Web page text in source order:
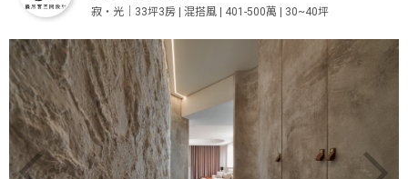
寂‧光｜33坪3房 | 混搭風 | 401-500萬 | 30~40坪